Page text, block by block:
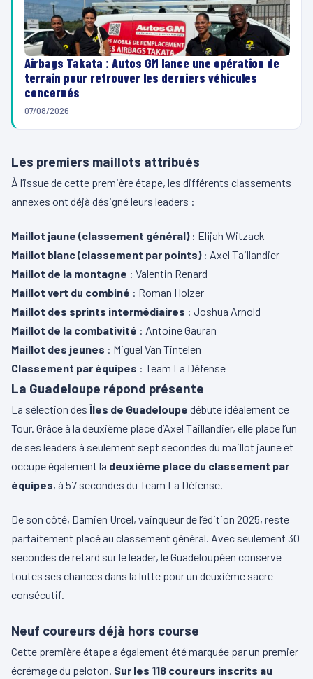
Airbags Takata : Autos GM lance une opération de
terrain pour retrouver les derniers véhicules
concernés
07/08/2026
Les premiers maillots attribués
À l’issue de cette première étape, les différents classements
annexes ont déjà désigné leurs leaders :
Maillot jaune (classement général): Elijah Witzack
Maillot blanc (classement par points): Axel Taillandier
Maillot de la montagne : Valentin Renard
Maillot vert du combiné : Roman Holzer
Maillot des sprints intermédiaires : Joshua Arnold
Maillot de la combativité : Antoine Gauran
Maillot des jeunes : Miguel Van Tintelen
Classement par équipes : Team La Défense
La Guadeloupe répond présente
La sélection desÎles de Guadeloupe débute idéalement ce
Tour. Grâce à la deuxième place d’Axel Taillandier, elle place l’un
de ses leaders à seulement sept secondes du maillot jaune et
occupe également la deuxième place du classement par
équipes, à 57 secondes du Team La Défense.
De son côté, Damien Urcel, vainqueur de l’édition 2025, reste
parfaitement placé au classement général. Avec seulement 30
secondes de retard sur le leader, le Guadeloupéen conserve
toutes ses chances dans la lutte pour un deuxième sacre
consécutif.
Neuf coureurs déjà hors course
Cette première étape a également été marquée par un premier
écrémage du peloton. Sur les 118 coureurs inscrits au